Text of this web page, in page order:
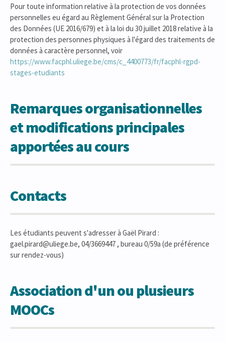
Pour toute information relative à la protection de vos données
personnelles eu égard au Règlement Général sur la Protection
des Données (UE 2016/679) et à la loi du 30 juillet 2018 relative à la
protection des personnes physiques à l'égard des traitements de
données à caractère personnel, voir
https://www.facphl.uliege.be/cms/c_4400773/fr/facphl-rgpd-
stages-etudiants
Remarques organisationnelles
et modifications principales
apportées au cours
Contacts
Les étudiants peuvent s'adresser à Gaël Pirard :
gael.pirard@uliege.be, 04/3669447 , bureau 0/59a (de préférence
sur rendez-vous)
Association d'un ou plusieurs
MOOCs